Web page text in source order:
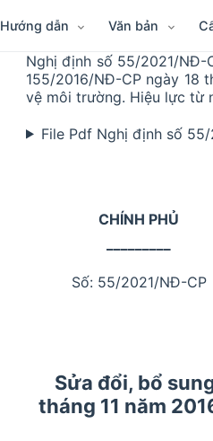
Hướng dẫn Văn bản
Nghị định số 55/2021/NĐ-
155/2016/NĐ-CP ngày 18
vệ môi trường. Hiệu lực từ
File Pdf Nghị định số
CHÍNH PHỦ
Số: 55/2021/NĐ-CP
Sửa đổi, bổ
tháng 11 năm